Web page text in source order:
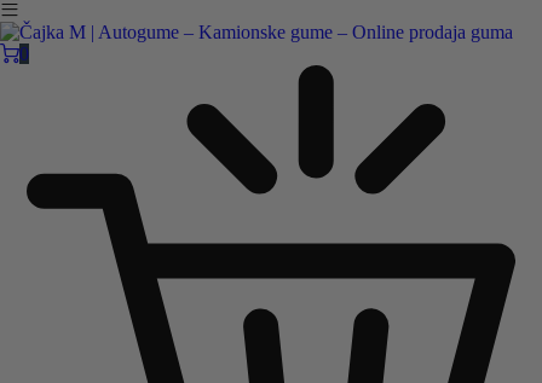
Čajka M Čačak
+381 32 5461 011 office@cajkam.rs
KAKO DO NAS
0